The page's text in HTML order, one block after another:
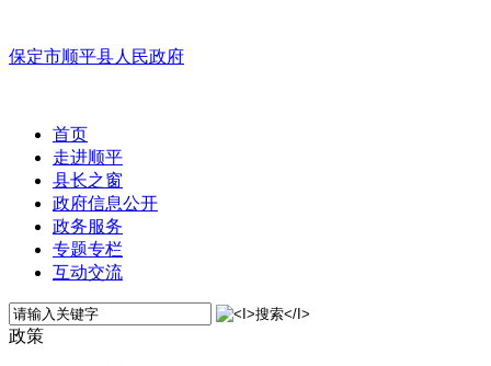
保定市顺平县人民政府
首页
走进顺平
县长之窗
政府信息公开
政务服务
专题专栏
互动交流
政策